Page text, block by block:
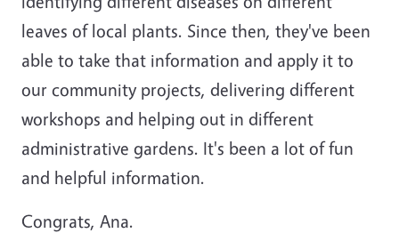
leaves of local plants. Since then, they've been
able to take that information and apply it to
our community projects, delivering different
workshops and helping out in different
administrative gardens. It's been a lot of fun
and helpful information.
Congrats, Ana.